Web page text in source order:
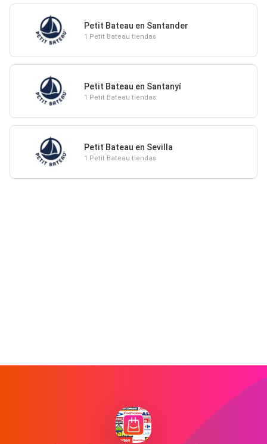
Petit Bateau en Santander
1 Petit Bateau tiendas
Petit Bateau en Santanyí
1 Petit Bateau tiendas
Petit Bateau en Sevilla
1 Petit Bateau tiendas